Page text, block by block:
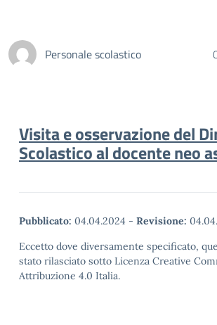
Personale scolastico
Visita e osservazione del
Scolastico al docente neo
Pubblicato: 04.04.2024 - Revisione:
Eccetto dove diversamente specificato,
stato rilasciato sotto Licenza Creative
Attribuzione 4.0 Italia.